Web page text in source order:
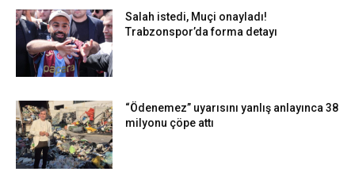
Salah istedi, Muçi onayladı!
Trabzonspor’da forma detayı
“Ödenemez” uyarısını yanlış anlayınca 38
milyonu çöpe attı